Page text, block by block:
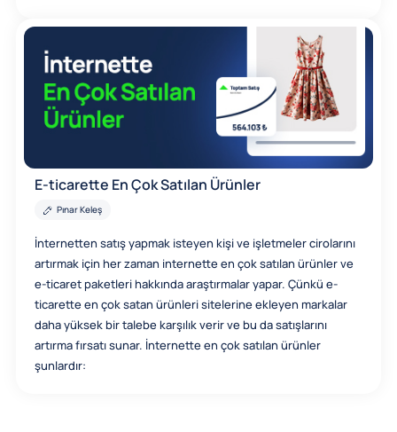
E-ticarette En Çok Satılan Ürünler
Pınar Keleş
İnternetten satış yapmak isteyen kişi ve işletmeler cirolarını
artırmak için her zaman internette en çok satılan ürünler ve
e-ticaret paketleri hakkında araştırmalar yapar. Çünkü e-
ticarette en çok satan ürünleri sitelerine ekleyen markalar
daha yüksek bir talebe karşılık verir ve bu da satışlarını
artırma fırsatı sunar. İnternette en çok satılan ürünler
şunlardır: